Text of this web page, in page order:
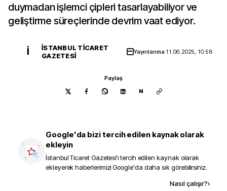
duymadan işlemci çipleri tasarlayabiliyor ve
geliştirme süreçlerinde devrim vaat ediyor.
İ
İSTANBUL TICARET
GAZETESI
Yayınlanma 11.06.2025, 10:58
Paylaş
N
Google'da bizi tercih edilen kaynak olarak
ekleyin
İstanbul Ticaret Gazetesi'i tercih edilen kaynak olarak
ekleyerek haberlerimizi Google'da daha sık görebilirsiniz.
Nasıl çalışır?›